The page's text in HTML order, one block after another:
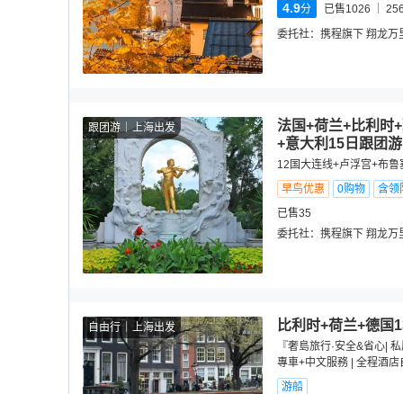
4.9分 已售1026
委托社： 携程旗下 翔龙万
跟团游 上海出发
法国+荷兰+比利时
+意大利15日跟团游
12国大连线+卢浮宫+布
早鸟优惠
0购物
含领
已售35
委托社： 携程旗下 翔龙万
自由行 上海出发 比利时+荷兰+德国
『奢島旅行·安全&省心|
專車+中文服務 | 全程酒店
游船